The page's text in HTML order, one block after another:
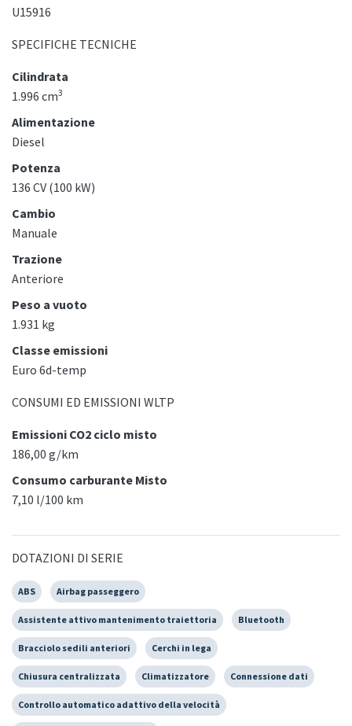
U15916
SPECIFICHE TECNICHE
Cilindrata
1.996 cm3
Alimentazione
Diesel
Potenza
136 CV (100 kW)
Cambio
Manuale
Trazione
Anteriore
Peso a vuoto
1.931 kg
Classe emissioni
Euro 6d-temp
CONSUMI ED EMISSIONI WLTP
Emissioni CO2 ciclo misto
186,00 g/km
Consumo carburante Misto
7,10 l/100 km
DOTAZIONI DI SERIE
ABS Airbag passeggero
Assistente attivo mantenimento traiettoria Bluetooth
Bracciolo sedili anteriori Cerchi in lega
Chiusura centralizzata Climatizzatore Connessione dati
Controllo automatico adattivo della velocità